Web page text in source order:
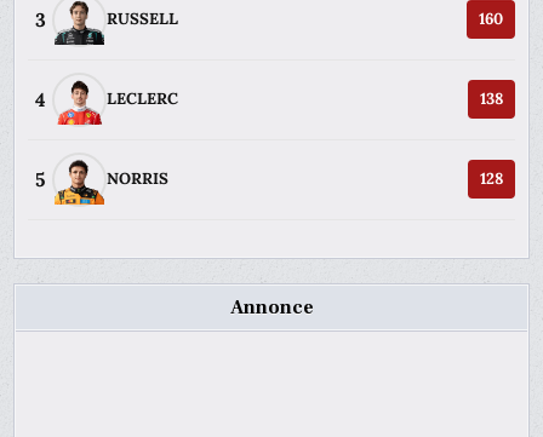
3 RUSSELL 160
4 LECLERC 138
5 NORRIS 128
Annonce